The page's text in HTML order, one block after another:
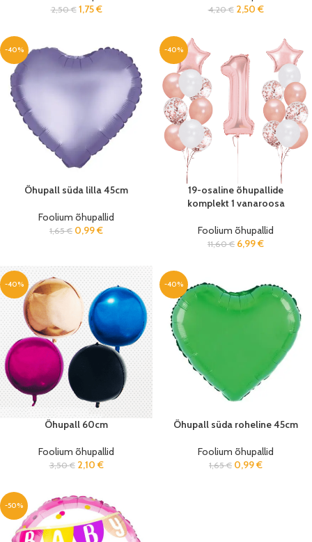
2,50€ 1,75€ 4,20€ 2,50 €
-40%
Õhupall süda lilla 45cm
Foolium õhupallid
1,65€ 0,99€
-40%
19-osaline õhupallide
komplekt 1 vanaroosa
Foolium õhupallid
11,60€ 6,99€
-40%
Õhupall 60cm
Foolium õhupallid
3,50€ 2,10 €
-40%
Õhupall süda roheline 45cm
Foolium õhupallid
1,65€ 0,99€
-50%